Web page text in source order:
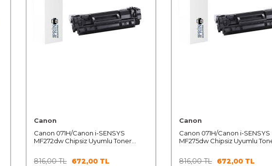
Canon
Canon 071H/Canon i-SENSYS
MF272dw Chipsiz Uyumlu Toner
816,00TL 672,00 TL
Canon
Canon 071H/Canon i-SENSYS
MF275dw Chipsiz Uyumlu
816,00TL 672,00 TL